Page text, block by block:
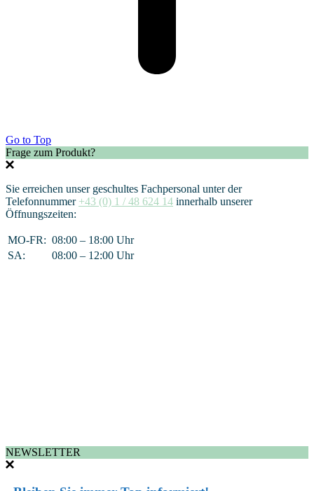
Go to Top
Frage zum Produkt?
Sie erreichen unser geschultes Fachpersonal unter der
Telefonnummer +43 (0) 1 / 48 624 14 innerhalb unserer
Öffnungszeiten:
MO-FR: 08:00 – 18:00 Uhr
SA:
08:00 – 12:00 Uhr
NEWSLETTER